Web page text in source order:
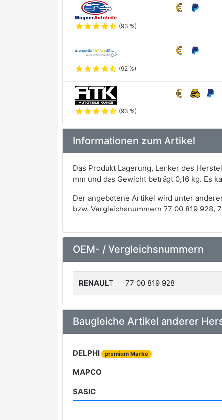
starstarstarstarstar_half (93 %)
starstarstarstarstar_half (92 %)
starstarstarstarstar_half (93 %)
Informationen zum Artikel
Das Produkt Lagerung, Lenker des
mm und das Gewicht beträgt 0,16 kg. Es
Der angebotene Artikel wird unter
bzw. Vergleichsnummern 77 00 819 928,
OEM- / Vergleichsnummern
RENAULT 77 00 819 928
Baugleiche Artikel anderer
DELPHI premium Marke
MAPCO
SASIC